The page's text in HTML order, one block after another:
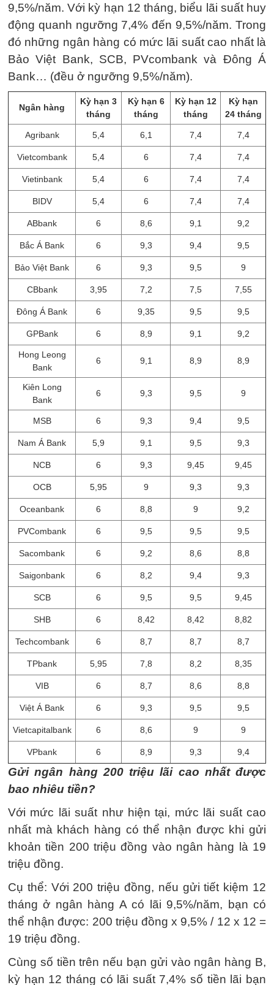
9,5%/năm. Với kỳ hạn 12 tháng, biểu lãi suất huy
động quanh ngưỡng 7,4% đến 9,5%/năm. Trong
đó những ngân hàng có mức lãi suất cao nhất là
Bảo Việt Bank, SCB, PVcombank và Đông Á
Bank… (đều ở ngưỡng 9,5%/năm).
Ngân hàng
Kỳ hạn 3
tháng
Kỳ hạn 6
tháng
Kỳ hạn 12
tháng
Kỳ hạn
24 tháng
Agribank 5,4 6,1 7,4 7,4
Vietcombank 5,4 6 7,4 7,4
Vietinbank 5,4 6 7,4 7,4
BIDV 5,4 6 7,4 7,4
ABbank 6 8,6 9,1 9,2
Bắc Á Bank 6 9,3 9,4 9,5
Bảo Việt Bank 6 9,3 9,5 9
CBbank 3,95 7,2 7,5 7,55
Đông Á Bank 6 9,35 9,5 9,5
GPBank 6 8,9 9,1 9,2
Hong Leong
Bank
6 9,1 8,9 8,9
Kiên Long
Bank
6 9,3 9,5 9
MSB 6 9,3 9,4 9,5
Nam Á Bank 5,9 9,1 9,5 9,3
NCB 6 9,3 9,45 9,45
OCB 5,95 9 9,3 9,3
Oceanbank 6 8,8 9 9,2
PVCombank 6 9,5 9,5 9,5
Sacombank 6 9,2 8,6 8,8
Saigonbank 6 8,2 9,4 9,3
SCB 6 9,5 9,5 9,45
SHB 6 8,42 8,42 8,82
Techcombank 6 8,7 8,7 8,7
TPbank 5,95 7,8 8,2 8,35
VIB 6 8,7 8,6 8,8
Việt Á Bank 6 9,3 9,5 9,5
Vietcapitalbank 6 8,6 9 9
VPbank 6 8,9 9,3 9,4
Gửi ngân hàng 200 triệu lãi cao nhất được
bao nhiêu tiền?
Với mức lãi suất như hiện tại, mức lãi suất cao
nhất mà khách hàng có thể nhận được khi gửi
khoản tiền 200 triệu đồng vào ngân hàng là 19
triệu đồng.
Cụ thể: Với 200 triệu đồng, nếu gửi tiết kiệm 12
tháng ở ngân hàng A có lãi 9,5%/năm, bạn có
thể nhận được: 200 triệu đồng x 9,5% / 12 x 12 =
19 triệu đồng.
Cùng số tiền trên nếu bạn gửi vào ngân hàng B,
kỳ hạn 12 tháng có lãi suất 7,4% số tiền lãi bạn